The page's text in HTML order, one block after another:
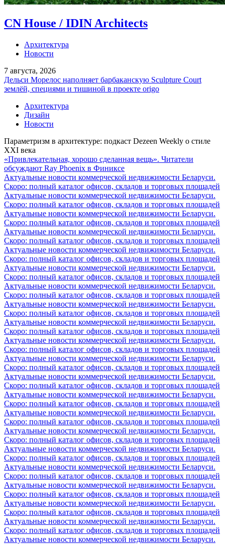
CN House / IDIN Architects
Архитектура
Новости
7 августа, 2026
Дельси Морелос наполняет барбаканскую Sculpture Court
землёй, специями и тишиной в проекте origo
Архитектура
Дизайн
Новости
Параметризм в архитектуре: подкаст Dezeen Weekly о стиле
XXI века
«Привлекательная, хорошо сделанная вещь». Читатели
обсуждают Ray Phoenix в Финиксе
Актуальные новости коммерческой недвижимости Беларуси.
Скоро: полный каталог офисов, складов и торговых площадей
Актуальные новости коммерческой недвижимости Беларуси.
Скоро: полный каталог офисов, складов и торговых площадей
Актуальные новости коммерческой недвижимости Беларуси.
Скоро: полный каталог офисов, складов и торговых площадей
Актуальные новости коммерческой недвижимости Беларуси.
Скоро: полный каталог офисов, складов и торговых площадей
Актуальные новости коммерческой недвижимости Беларуси.
Скоро: полный каталог офисов, складов и торговых площадей
Актуальные новости коммерческой недвижимости Беларуси.
Скоро: полный каталог офисов, складов и торговых площадей
Актуальные новости коммерческой недвижимости Беларуси.
Скоро: полный каталог офисов, складов и торговых площадей
Актуальные новости коммерческой недвижимости Беларуси.
Скоро: полный каталог офисов, складов и торговых площадей
Актуальные новости коммерческой недвижимости Беларуси.
Скоро: полный каталог офисов, складов и торговых площадей
Актуальные новости коммерческой недвижимости Беларуси.
Скоро: полный каталог офисов, складов и торговых площадей
Актуальные новости коммерческой недвижимости Беларуси.
Скоро: полный каталог офисов, складов и торговых площадей
Актуальные новости коммерческой недвижимости Беларуси.
Скоро: полный каталог офисов, складов и торговых площадей
Актуальные новости коммерческой недвижимости Беларуси.
Скоро: полный каталог офисов, складов и торговых площадей
Актуальные новости коммерческой недвижимости Беларуси.
Скоро: полный каталог офисов, складов и торговых площадей
Актуальные новости коммерческой недвижимости Беларуси.
Скоро: полный каталог офисов, складов и торговых площадей
Актуальные новости коммерческой недвижимости Беларуси.
Скоро: полный каталог офисов, складов и торговых площадей
Актуальные новости коммерческой недвижимости Беларуси.
Скоро: полный каталог офисов, складов и торговых площадей
Актуальные новости коммерческой недвижимости Беларуси.
Скоро: полный каталог офисов, складов и торговых площадей
Актуальные новости коммерческой недвижимости Беларуси.
Скоро: полный каталог офисов, складов и торговых площадей
Актуальные новости коммерческой недвижимости Беларуси.
Скоро: полный каталог офисов, складов и торговых площадей
Актуальные новости коммерческой недвижимости Беларуси.